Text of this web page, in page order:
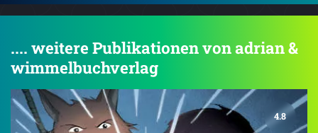
.... weitere Publikationen von adrian &
wimmelbuchverlag
4.8